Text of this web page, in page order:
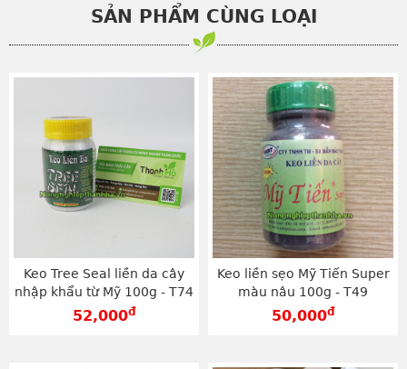
SẢN PHẨM CÙNG LOẠI
Keo Tree Seal liền da cây
nhập khẩu từ Mỹ 100g - T74
52,000đ
Keo liền sẹo Mỹ Tiến Super
màu nâu 100g - T49
50,000đ